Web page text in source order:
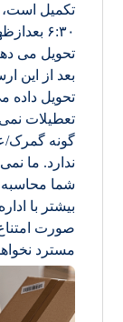
تکمیل
۶:۳۰
تحویل می
بعد از این
تحویل داده
تعطیلات
گونه گمرک/
ندارد. ما
شما محاسبه
بیشتر با
صورت
مسترد